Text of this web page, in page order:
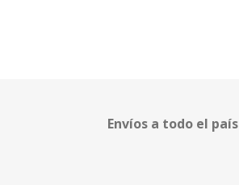
Envíos a todo el país